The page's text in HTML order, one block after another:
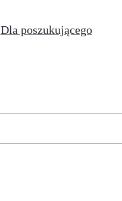
Dla poszukującego